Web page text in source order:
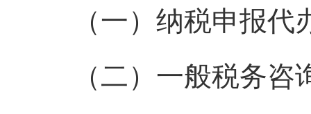
（一）纳税申报代
（二）一般税务咨